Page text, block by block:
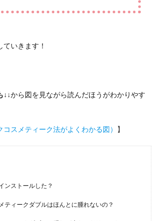
いきます！
↓↓から図を見ながら読んだほうがわかりやす
コスメティーク法がよくわかる図） 】
ンストールした？
ティークダブルはほんとに腫れないの？